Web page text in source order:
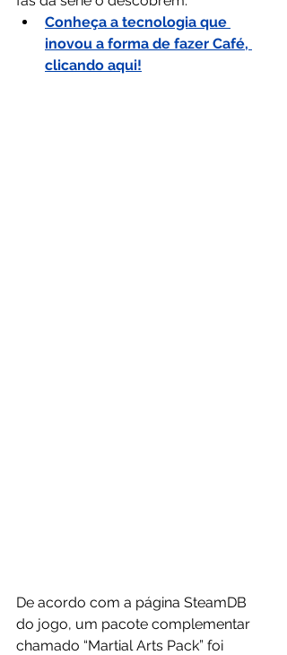
Conheça a tecnologia que
inovou a forma de fazer Café,
clicando aqui!
De acordo com a página SteamDB
do jogo, um pacote complementar
chamado “Martial Arts Pack” foi